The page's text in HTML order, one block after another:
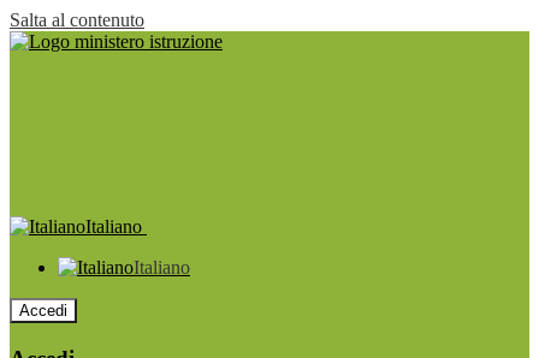
Salta al contenuto
Italiano
Italiano
Accedi